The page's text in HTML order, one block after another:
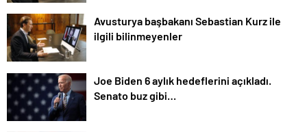
Avusturya başbakanı Sebastian Kurz ile
ilgili bilinmeyenler
Joe Biden 6 aylık hedeflerini açıkladı.
Senato buz gibi…